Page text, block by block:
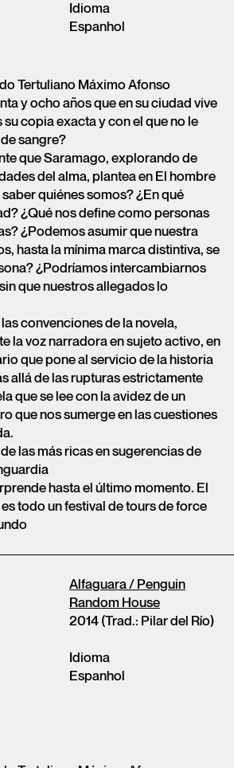
Idioma
Espanhol
Tertuliano Máximo Afonso
y ocho años que en su ciudad vive
su copia exacta y con el que no le
sangre?
que Saramago, explorando de
del alma, plantea en El hombre
quiénes somos? ¿En qué
¿Qué nos define como personas
¿Podemos asumir que nuestra
hasta la mínima marca distintiva, se
¿Podríamos intercambiarnos
que nuestros allegados lo
convenciones de la novela,
la voz narradora en sujeto activo, en
que pone al servicio de la historia
allá de las rupturas estrictamente
que se lee con la avidez de un
que nos sumerge en las cuestiones
las más ricas en sugerencias de
hasta el último momento. El
todo un festival de tours de force
Alfaguara / Penguin
Random House
2014 (Trad.: Pilar del Río)
Idioma
Espanhol